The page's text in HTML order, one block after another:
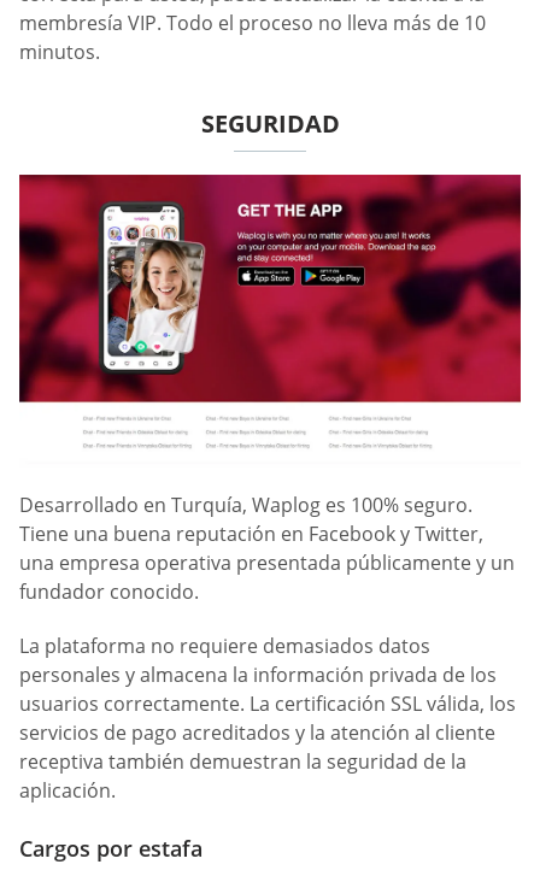
membresía VIP. Todo el proceso no lleva más de 10
minutos.
SEGURIDAD
Desarrollado en Turquía, Waplog es 100% seguro.
Tiene una buena reputación en Facebook y Twitter,
una empresa operativa presentada públicamente y un
fundador conocido.
La plataforma no requiere demasiados datos
personales y almacena la información privada de los
usuarios correctamente. La certificación SSL válida, los
servicios de pago acreditados y la atención al cliente
receptiva también demuestran la seguridad de la
aplicación.
Cargos por estafa